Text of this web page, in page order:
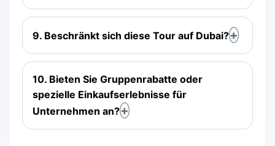
9. Beschränkt sich diese Tour auf Dubai?
10. Bieten Sie Gruppenrabatte oder
spezielle Einkaufserlebnisse für
Unternehmen an?